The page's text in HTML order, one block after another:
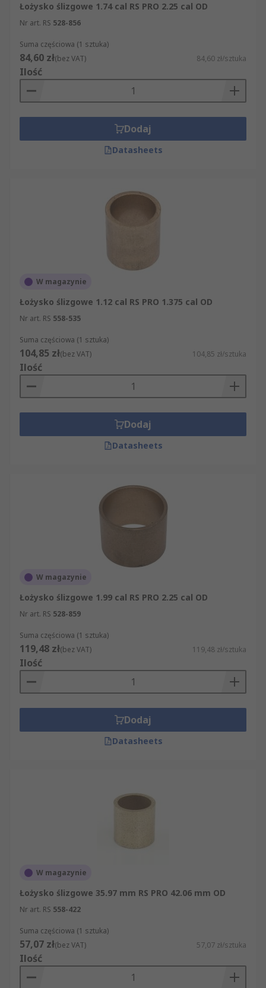
Łożysko ślizgowe 1.74 cal RS PRO 2.25 cal OD
Nr art. RS 528-856
Suma częściowa (1 sztuka)
84,60 zł(bez VAT) 84,60 zł/sztuka
Ilość
Dodaj
Datasheets
W magazynie
Łożysko ślizgowe 1.12 cal RS PRO 1.375 cal OD
Nr art. RS 558-535
Suma częściowa (1 sztuka)
104,85 zł(bez VAT) 104,85 zł/sztuka
Ilość
Dodaj
Datasheets
W magazynie
Łożysko ślizgowe 1.99 cal RS PRO 2.25 cal OD
Nr art. RS 528-859
Suma częściowa (1 sztuka)
119,48 zł(bez VAT) 119,48 zł/sztuka
Ilość
Dodaj
Datasheets
W magazynie
Łożysko ślizgowe 35.97 mm RS PRO 42.06 mm OD
Nr art. RS 558-422
Suma częściowa (1 sztuka)
57,07 zł(bez VAT) 57,07 zł/sztuka
Ilość